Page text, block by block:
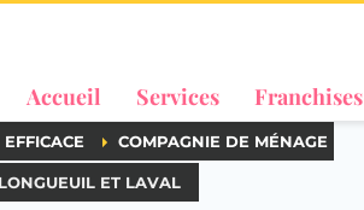
Accueil Services Franchises
COMPAGNIE DE MÉNAGE
ET LAVAL